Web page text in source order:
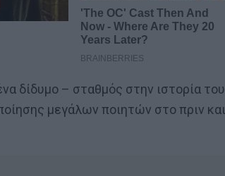
δίδυμο – σταθμός στην ιστορία του
μεγάλων ποιητών στο πριν και